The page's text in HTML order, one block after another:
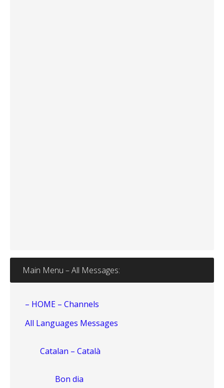
Main Menu – All Messages:
– HOME – Channels
All Languages Messages
Catalan – Català
Bon dia